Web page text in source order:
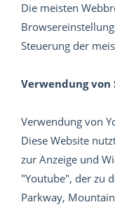
Die meisten
Steuerung der
Verwendung von
Verwendung von
Diese Website
zur Anzeige und
"Youtube", der zu
Parkway,